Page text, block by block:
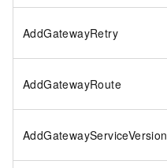
AddGatewayRetry
AddGatewayRoute
AddGatewayServiceVersion